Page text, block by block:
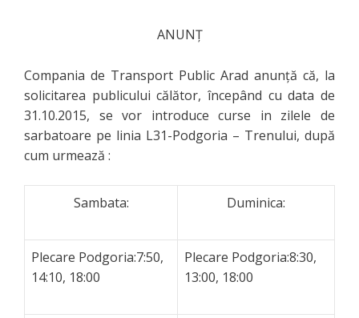
ANUNŢ
Compania de Transport Public Arad anunţă că, la
solicitarea publicului călător, începând cu data de
31.10.2015, se vor introduce curse in zilele de
sarbatoare pe linia L31-Podgoria – Trenului, după
cum urmează :
Sambata: Duminica:
Plecare Podgoria:7:50,
14:10, 18:00
Plecare Podgoria:8:30,
13:00, 18:00